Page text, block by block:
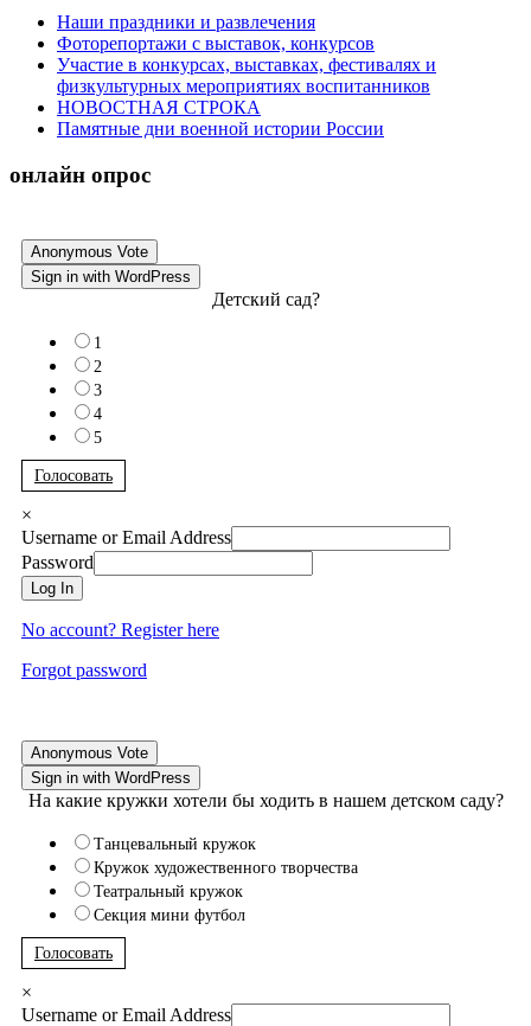
Наши праздники и развлечения
Фоторепортажи с выставок, конкурсов
Участие в конкурсах, выставках, фестивалях и
физкультурных мероприятиях воспитанников
НОВОСТНАЯ СТРОКА
Памятные дни военной истории России
онлайн опрос
Anonymous Vote
Sign in with WordPress
Детский сад?
1
2
3
4
5
Голосовать
×
Username or Email Address
Password
Log In
No account? Register here
Forgot password
Anonymous Vote
Sign in with WordPress
На какие кружки хотели бы ходить в нашем детском саду?
Танцевальный кружок
Кружок художественного творчества
Театральный кружок
Секция мини футбол
Голосовать
×
Username or Email Address